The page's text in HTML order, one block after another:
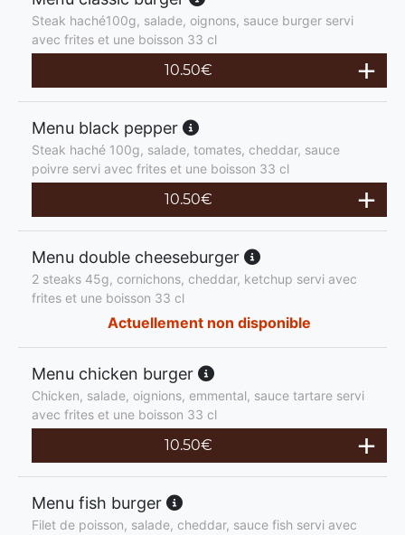
Steak haché100g, salade, oignons, sauce burger servi
avec frites et une boisson 33 cl
10.50€
Menu black pepper
Steak haché 100g, salade, tomates, cheddar, sauce
poivre servi avec frites et une boisson 33 cl
10.50€
Menu double cheeseburger
2 steaks 45g, cornichons, cheddar, ketchup servi avec
frites et une boisson 33 cl
Actuellement non disponible
Menu chicken burger
Chicken, salade, oignions, emmental, sauce tartare servi
avec frites et une boisson 33 cl
10.50€
Menu fish burger
Filet de poisson, salade, cheddar, sauce fish servi avec